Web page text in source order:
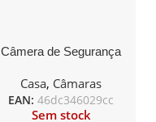
Câmera de Segurança
Exterior IP66
Casa, Câmaras
EAN: 46dc346029cc
Sem stock